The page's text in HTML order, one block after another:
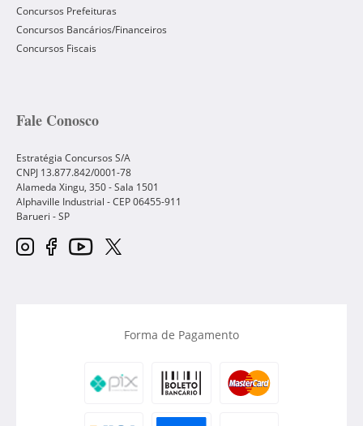
Concursos Prefeituras
Concursos Bancários/Financeiros
Concursos Fiscais
Fale Conosco
Estratégia Concursos S/A
CNPJ 13.877.842/0001-78
Alameda Xingu, 350 - Sala 1501
Alphaville Industrial - CEP06455-911
Barueri -SP
Forma de Pagamento